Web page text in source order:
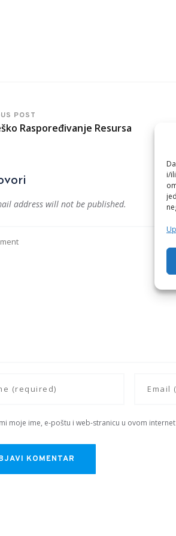
i/
POST
Raspoređivanje Resursa
address will not be published.
moje ime, e-poštu i web-stranicu u ovom